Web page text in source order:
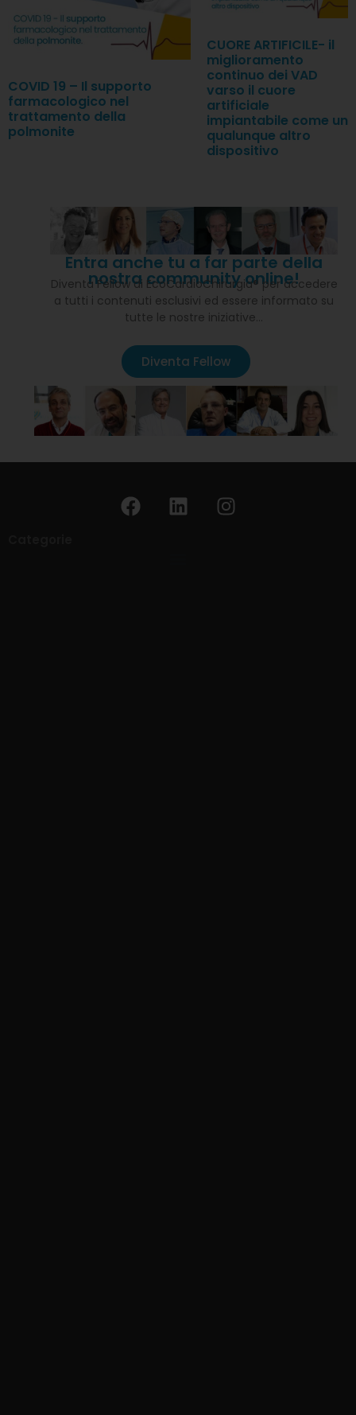
COVID 19 – Il supporto
farmacologico nel
trattamento della
polmonite
CUORE ARTIFICILE- il
miglioramento
continuo dei VAD
varso il cuore
artificiale
impiantabile come un
qualunque altro
dispositivo
Entra anche tu a far parte della
nostra community online!
Diventa Fellow di EcoCardioChirurgia® per accedere
a tutti i contenuti esclusivi ed essere informato su
tutte le nostre iniziative…
Diventa Fellow